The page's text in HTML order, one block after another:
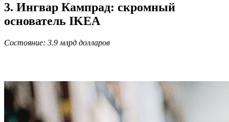
3. Ингвар Кампрад: скромный
основатель IKEA
Состояние: 3.9 млрд долларов